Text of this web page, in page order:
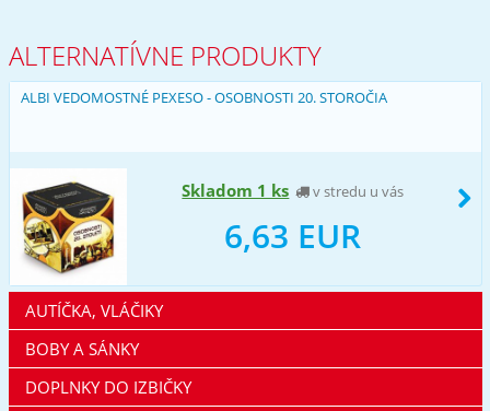
ALTERNATÍVNE PRODUKTY
ALBI VEDOMOSTNÉ PEXESO - OSOBNOSTI 20. STOROČIA
Skladom 1 ks v stredu u vás
6,63 EUR
AUTÍČKA, VLÁČIKY
BOBY A SÁNKY
DOPLNKY DO IZBIČKY